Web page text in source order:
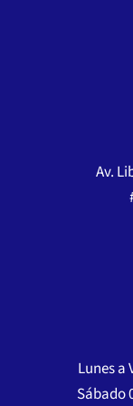
Av.
Lunes a
Sábado